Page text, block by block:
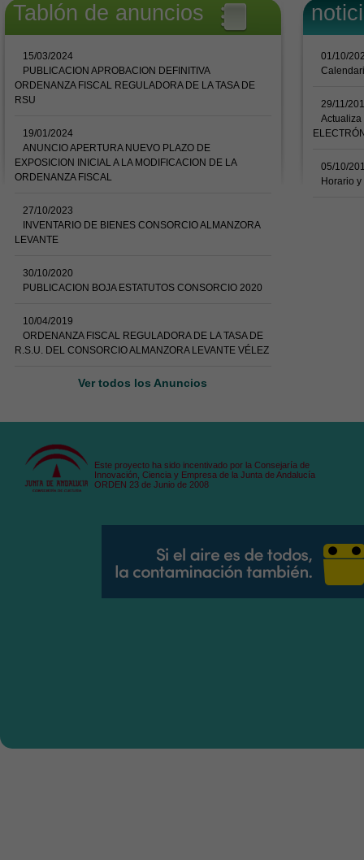
Tablón de anuncios
15/03/2024
PUBLICACION APROBACION DEFINITIVA
ORDENANZA FISCAL REGULADORA DE LA TASA DE
RSU
19/01/2024
ANUNCIO APERTURA NUEVO PLAZO DE
EXPOSICION INICIAL A LA MODIFICACION DE LA
ORDENANZA FISCAL
27/10/2023
INVENTARIO DE BIENES CONSORCIO ALMANZORA
LEVANTE
30/10/2020
PUBLICACION BOJA ESTATUTOS CONSORCIO 2020
10/04/2019
ORDENANZA FISCAL REGULADORA DE LA TASA DE
R.S.U. DEL CONSORCIO ALMANZORA LEVANTE VÉLEZ
Ver todos los Anuncios
01/10/
29/11/
Actualiza
05/10/
Horario
Este proyecto ha sido incentivado por la Consejaría de
Innovación, Ciencia y Empresa de la Junta de Andalucía
ORDEN 23 de Junio de 2008